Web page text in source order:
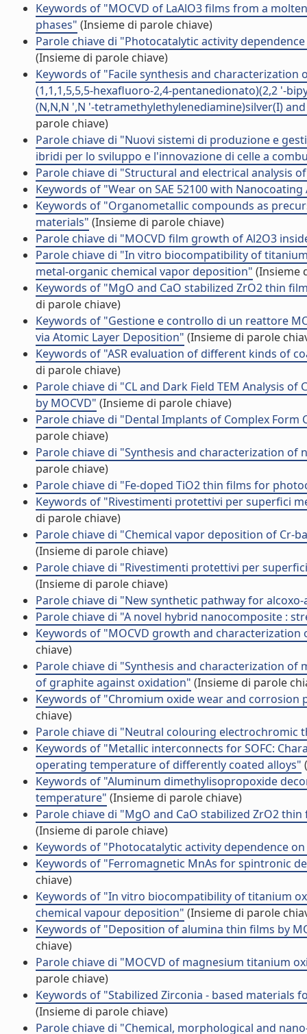
Keywords of "MOCVD of LaAlO3 films from a
phases" (Insieme di parole chiave)
Parole chiave di "Photocatalytic activity
(Insieme di parole chiave)
Keywords of "Facile synthesis and
(1,1,1,5,5,5-hexafluoro-2,4-pentanedionato)(2,2 '-
(N,N,N ',N '-tetramethylethylenediamine)silver(I)
parole chiave)
Parole chiave di "Nuovi sistemi di produzione e
ibridi per lo sviluppo e l'innovazione di celle a
Parole chiave di "Structural and electrical analysis of
Keywords of "Wear on SAE 52100 with Nanocoating
Keywords of "Organometallic compounds as
materials" (Insieme di parole chiave)
Parole chiave di "MOCVD film growth of Al2O3
Parole chiave di "In vitro biocompatibility of
metal-organic chemical vapor deposition" (Insieme
Keywords of "MgO and CaO stabilized ZrO2 thin
di parole chiave)
Keywords of "Gestione e controllo di un reattore
via Atomic Layer Deposition" (Insieme di parole
Keywords of "ASR evaluation of different kinds of
di parole chiave)
Parole chiave di "CL and Dark Field TEM Analysis
by MOCVD" (Insieme di parole chiave)
Parole chiave di "Dental Implants of Complex Form
parole chiave)
Parole chiave di "Synthesis and characterization of
parole chiave)
Parole chiave di "Fe-doped TiO2 thin films for
Keywords of "Rivestimenti protettivi per superfici
di parole chiave)
Parole chiave di "Chemical vapor deposition of
(Insieme di parole chiave)
Parole chiave di "Rivestimenti protettivi per
(Insieme di parole chiave)
Parole chiave di "New synthetic pathway for
Parole chiave di "A novel hybrid nanocomposite :
Keywords of "MOCVD growth and
chiave)
Parole chiave di "Synthesis and characterization
of graphite against oxidation" (Insieme di parole
Keywords of "Chromium oxide wear and corrosion
chiave)
Parole chiave di "Neutral colouring electrochromic
Keywords of "Metallic interconnects for SOFC:
operating temperature of differently coated alloys"
Keywords of "Aluminum dimethylisopropoxide
temperature" (Insieme di parole chiave)
Parole chiave di "MgO and CaO stabilized ZrO2
(Insieme di parole chiave)
Keywords of "Photocatalytic activity dependence
Keywords of "Ferromagnetic MnAs for spintronic
chiave)
Keywords of "In vitro biocompatibility of titanium
chemical vapour deposition" (Insieme di parole
Keywords of "Deposition of alumina thin films by
chiave)
Parole chiave di "MOCVD of magnesium titanium
parole chiave)
Keywords of "Stabilized Zirconia - based materials
(Insieme di parole chiave)
Parole chiave di "Chemical, morphological and